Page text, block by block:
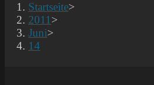
Startseite>
2011 >
Juni>
14